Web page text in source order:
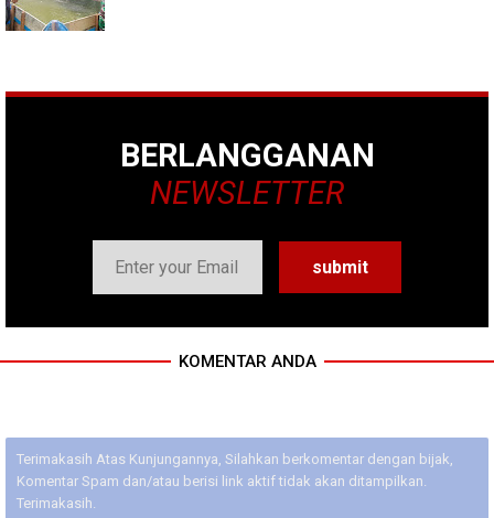
BERLANGGANAN
NEWSLETTER
KOMENTAR ANDA
Terimakasih Atas Kunjungannya, Silahkan berkomentar dengan bijak,
Komentar Spam dan/atau berisi link aktif tidak akan ditampilkan.
Terimakasih.